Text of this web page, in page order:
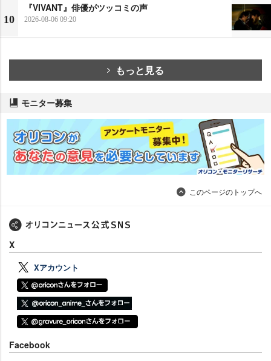
10
『VIVANT』俳優がツッコミの声
2026-08-06 09:20
もっと見る
モニター募集
このページのトップへ
X
Xアカウント
Facebook